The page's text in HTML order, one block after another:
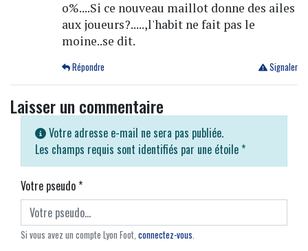
o%....Si ce nouveau maillot donne des ailes
aux joueurs?.....,l'habit ne fait pas le
moine..se dit.
Signaler
Répondre
Laisser un commentaire
Votre adresse e-mail ne sera pas publiée.
Les champs requis sont identifiés par une étoile *
Votre pseudo*
Si vous avez un compte Lyon Foot, connectez-vous.